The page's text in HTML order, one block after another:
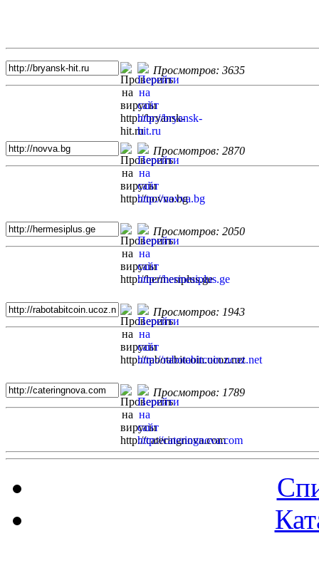
Просмотров: 3635
Просмотров: 2870
Просмотров: 2050
Просмотров: 1943
Просмотров: 1789